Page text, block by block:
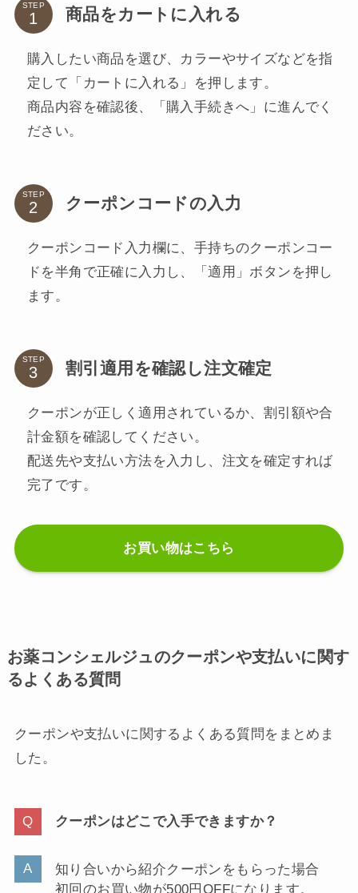
STEP 商品をカートに入れる
購入したい商品を選び、カラーやサイズなどを指
定して「カートに入れる」を押します。
商品内容を確認後、「購入手続きへ」に進んでく
ださい。
STEP クーポンコードの入力
クーポンコード入力欄に、手持ちのクーポンコー
ドを半角で正確に入力し、「適用」ボタンを押し
ます。
STEP 割引適用を確認し注文確定
クーポンが正しく適用されているか、割引額や合
計金額を確認してください。
配送先や支払い方法を入力し、注文を確定すれば
完了です。
お買い物はこちら
お薬コンシェルジュのクーポンや支払いに関す
るよくある質問
クーポンや支払いに関するよくある質問をまとめま
した。
クーポンはどこで入手できますか？
知り合いから紹介クーポンをもらった場合
初回のお買い物が500円OFFになります。